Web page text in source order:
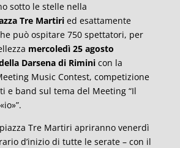
sotto le stelle nella
Tre Martiried esattamente
può ospitare 750 spettatori, per
mercoledì 25 agosto
Darsena di Riminicon la
Music Contest, competizione
e band sul tema del Meeting “Il
Tre Martiri apriranno venerdì
d’inizio di tutte le serate – con il